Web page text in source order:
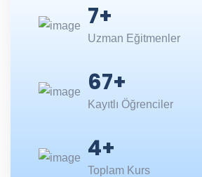
7+
Uzman Eğitmenler
67+
Kayıtlı Öğrenciler
4+
Toplam Kurs